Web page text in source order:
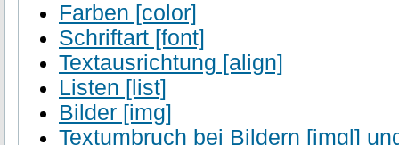
Farben [color]
Schriftart [font]
Textausrichtung [align]
Listen [list]
Bilder [img]
Textumbruch bei Bildern [imgl]